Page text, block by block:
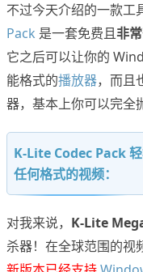
不过今天介绍的一款工
Pack 是一套免费且非
它之后可以让你的
能格式的播放器，而且
器，基本上你可以完
K-Lite Codec Pack
任何格式的视频：
对我来说， K-Lite
杀器！在全球范围的视